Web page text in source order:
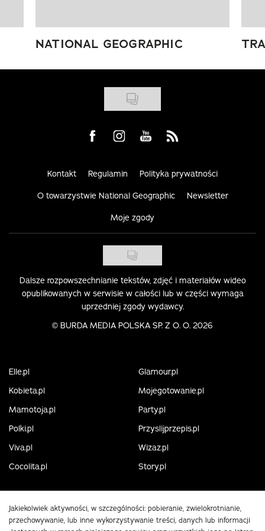
NATIONAL GEOGRAPHIC
Visit us on Facebook
Visit us on Instagram
Visit us on Youtube
Visit us on Rss
Kontakt Regulamin Polityka prywatności
O towarzystwie National Geographic Newsletter
Moje zgody
Dalsze rozpowszechnianie tekstów, zdjęć i materiałów wideo
opublikowanych w serwisie w całości lub w części wymaga
uprzedniej zgody wydawcy.
© BURDA MEDIA POLSKA SP. Z O. O. 2026
Elle.pl
Glamour.pl
Kobieta.pl
Mojegotowanie.pl
Mamotoja.pl
Party.pl
Polki.pl
Przyslijprzepis.pl
Viva.pl
Wizaz.pl
Cocolita.pl
Story.pl
Jakiekolwiek aktywności, w szczególności: pobieranie, zwielokrotnianie,
przechowywanie, lub inne wykorzystywanie treści, danych lub informacji